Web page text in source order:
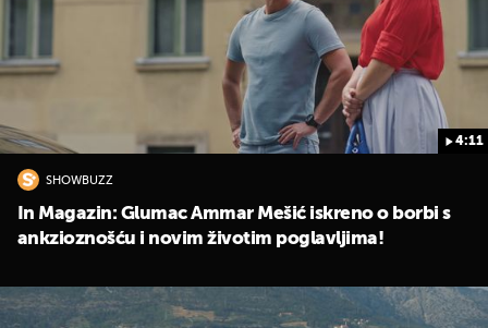
4:11
SHOWBUZZ
In Magazin: Glumac Ammar Mešić iskreno o borbi s
ankzioznošću i novim životim poglavljima!